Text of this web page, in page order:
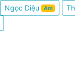
Ngọc Diệu Am